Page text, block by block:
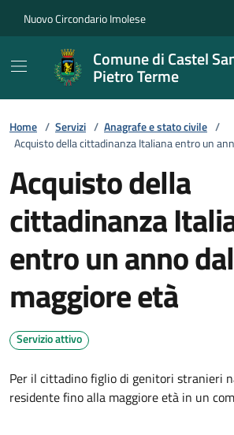
Nuovo Circondario Imolese
Comune di Castel
Pietro Terme
Home / Servizi / Anagrafe e stato civile /
Acquisto della cittadinanza Italiana entro un
Acquisto della
cittadinanza
entro un anno
maggiore età
Servizio attivo
Per il cittadino figlio di genitori stranieri
residente fino alla maggiore età in un